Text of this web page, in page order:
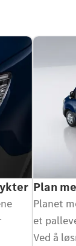
Plan
Planet
et
Ved å